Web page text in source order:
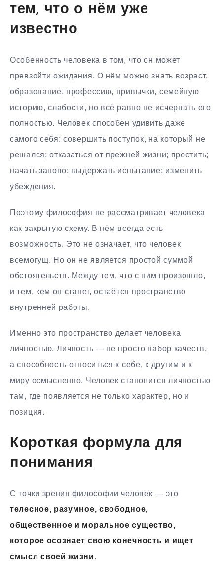
тем, что о нём уже
известно
Особенность человека в том, что он может
превзойти ожидания. О нём можно знать возраст,
образование, профессию, привычки, семейную
историю, слабости, но всё равно не исчерпать его
полностью. Человек способен удивить даже
самого себя: совершить поступок, на который не
решался; отказаться от прежней жизни; простить;
начать заново; выдержать испытание; изменить
убеждения.
Поэтому философия не рассматривает человека
как закрытую схему. В нём всегда есть
возможность. Это не означает, что человек
всемогущ. Но он не является простой суммой
обстоятельств. Между тем, что с ним произошло,
и тем, кем он станет, остаётся пространство
внутренней работы.
Именно это пространство делает человека
личностью. Личность — не просто набор качеств,
а способность относиться к себе, к другим и к
миру осмысленно. Человек становится личностью
там, где появляется не только характер, но и
позиция.
Короткая формула для
понимания
С точки зрения философии человек — это
телесное, разумное, свободное,
общественное и моральное существо,
которое осознаёт свою конечность и ищет
смысл своей жизни.